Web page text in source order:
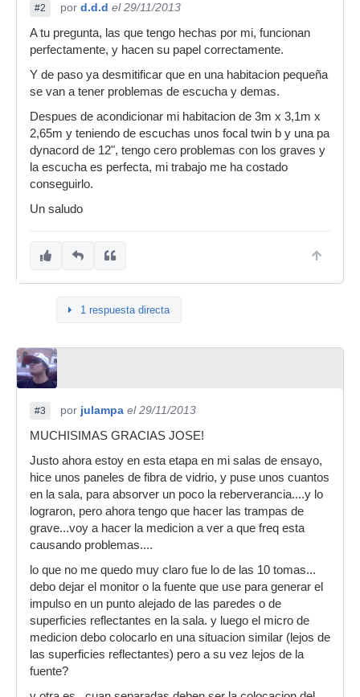
#2 por d.d.d el 29/11/2013
A tu pregunta, las que tengo hechas por mi, funcionan
perfectamente, y hacen su papel correctamente.
Y de paso ya desmitificar que en una habitacion pequeña
se van a tener problemas de escucha y demas.
Despues de acondicionar mi habitacion de 3m x 3,1m x
2,65m y teniendo de escuchas unos focal twin b y una pa
dynacord de 12", tengo cero problemas con los graves y
la escucha es perfecta, mi trabajo me ha costado
conseguirlo.
Un saludo
1 respuesta directa
#3 por julampa el 29/11/2013
MUCHISIMAS GRACIAS JOSE!
Justo ahora estoy en esta etapa en mi salas de ensayo,
hice unos paneles de fibra de vidrio, y puse unos cuantos
en la sala, para absorver un poco la reberverancia....y lo
lograron, pero ahora tengo que hacer las trampas de
grave...voy a hacer la medicion a ver a que freq esta
causando problemas....
lo que no me quedo muy claro fue lo de las 10 tomas...
debo dejar el monitor o la fuente que use para generar el
impulso en un punto alejado de las paredes o de
superficies reflectantes en la sala. y luego el micro de
medicion debo colocarlo en una situacion similar (lejos de
las superficies reflectantes) pero a su vez lejos de la
fuente?